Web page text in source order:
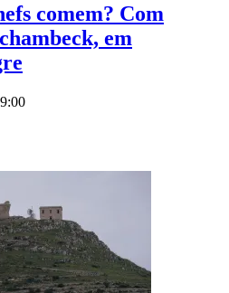
comem? Com
em